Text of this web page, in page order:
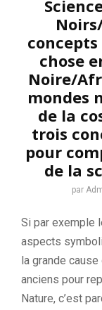
chose
Noire/
mondes
de la
trois
pour
de la
par
Si par exemple
aspects
la grande
anciens pour
Nature, c’est